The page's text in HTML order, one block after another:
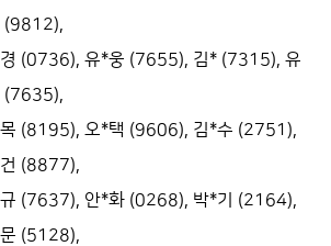
(9812),
(0736), 유*웅 (7655), 김* (7315), 유
(7635),
(8195), 오*택 (9606), 김*수 (2751),
(8877),
(7637), 안*화 (0268), 박*기 (2164),
(5128),